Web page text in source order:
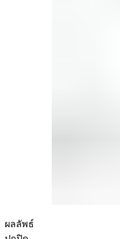
ผลลัพธ์